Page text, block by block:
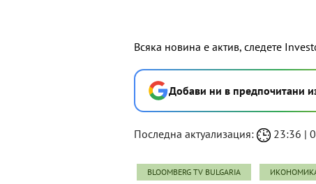
Всяка новина е актив, следете
Добави ни в предпочитани
Последна актуализация: 23:36 |
BLOOMBERG TV BULGARIA